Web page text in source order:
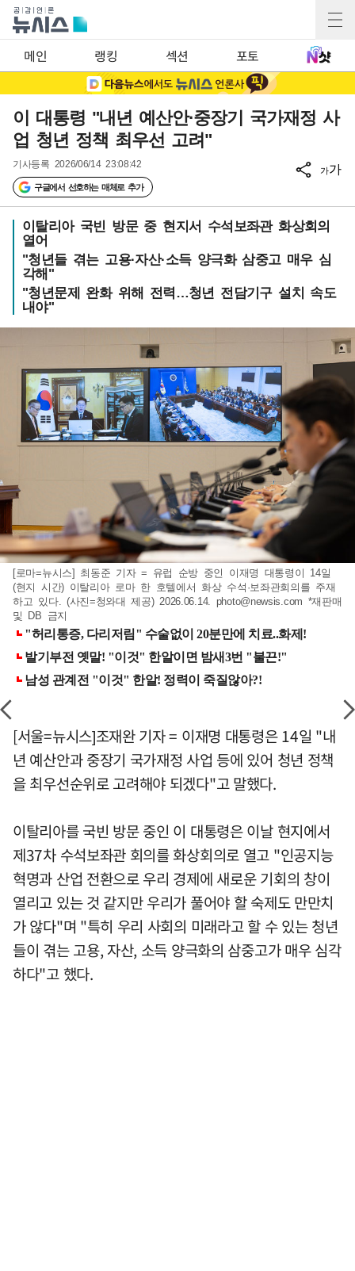
메인 랭킹 섹션 포토
이 대통령 "내년 예산안·중장기 국가재정 사
업 청년 정책 최우선 고려"
기사등록 2026/06/14 23:08:42
구글에서 선호하는 매체로 추가
가가
이탈리아 국빈 방문 중 현지서 수석보좌관 화상회의
열어
"청년들 겪는 고용·자산·소득 양극화 삼중고 매우 심
각해"
"청년문제 완화 위해 전력…청년 전담기구 설치 속도
내야"
[로마=뉴시스] 최동준 기자 = 유럽 순방 중인 이재명 대통령이 14일
(현지 시간) 이탈리아 로마 한 호텔에서 화상 수석·보좌관회의를 주재
하고 있다. (사진=청와대 제공) 2026.06.14. photo@newsis.com *재판매
및 DB 금지
[서울=뉴시스]조재완 기자 = 이재명 대통령은 14일 "내
년 예산안과 중장기 국가재정 사업 등에 있어 청년 정책
을 최우선순위로 고려해야 되겠다"고 말했다.
이탈리아를 국빈 방문 중인 이 대통령은 이날 현지에서
제37차 수석보좌관 회의를 화상회의로 열고 "인공지능
혁명과 산업 전환으로 우리 경제에 새로운 기회의 창이
열리고 있는 것 같지만 우리가 풀어야 할 숙제도 만만치
가 않다"며 "특히 우리 사회의 미래라고 할 수 있는 청년
들이 겪는 고용, 자산, 소득 양극화의 삼중고가 매우 심각
하다"고 했다.